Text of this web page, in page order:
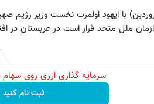
کی‌مون همچنین روز دوشنبه 26 مارس(6 فروردین) با ایهود اولمرت
ملل متحد قرار است در عربستان در
سرمایه گذاری ارزی روی
ثبت نام کنید
طلا و گوشی فقط با یک برگ
ماشین